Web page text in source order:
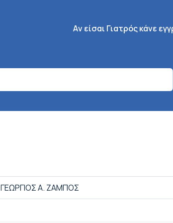
Κεντρική πλοήγηση
Aν είσαι Γιατρός κάνε
ΓΕΩΡΓΙΟΣ Α. ΖΑΜΠΟΣ